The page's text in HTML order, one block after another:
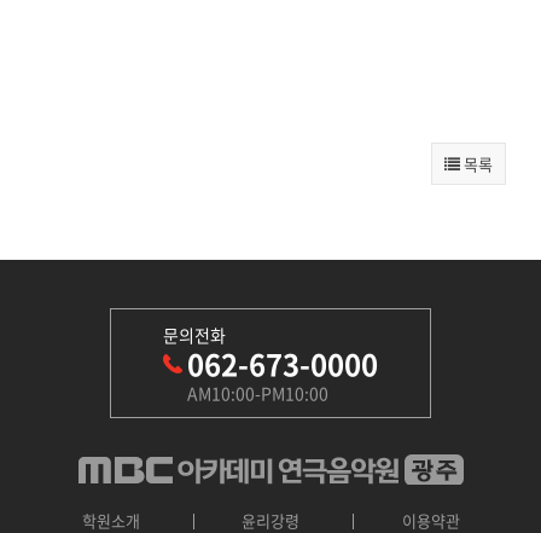
목록
문의전화
062-673-0000
AM10:00-PM10:00
학원소개 윤리강령
이용약관